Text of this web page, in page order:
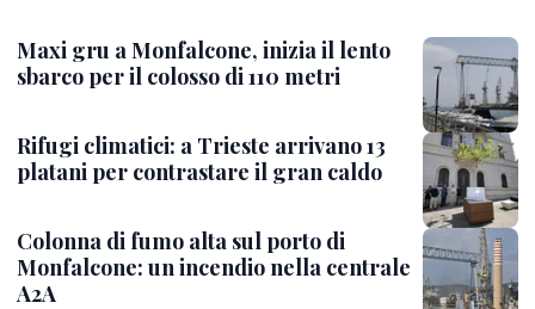
Maxi gru a Monfalcone, inizia il lento
sbarco per il colosso di 110 metri
Rifugi climatici: a Trieste arrivano 13
platani per contrastare il gran caldo
Colonna di fumo alta sul porto di
Monfalcone: un incendio nella centrale
A2A